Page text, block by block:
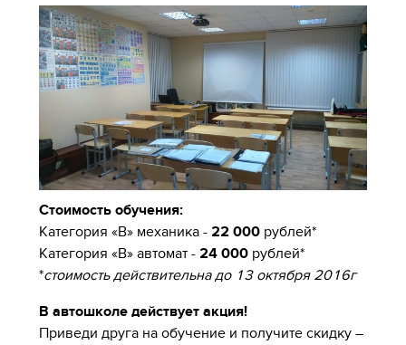
Стоимость обучения:
Категория «В» механика - 22 000рублей*
Категория «В» автомат - 24 000рублей*
*стоимость действительна до 13 октября 2016г
В автошколе действует акция!
Приведи друга на обучение и получите скидку –